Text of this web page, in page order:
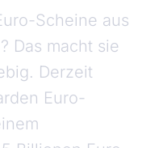
Scheine aus
Das macht sie
Derzeit
Euro-